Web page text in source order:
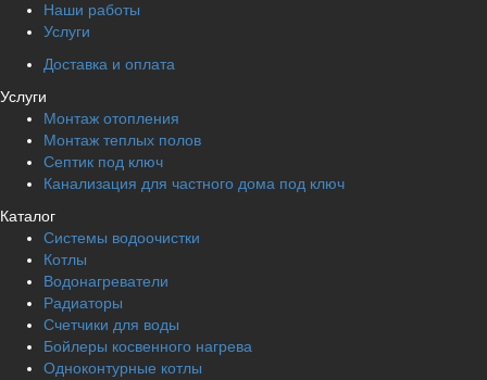
Наши работы
Услуги
Доставка и оплата
Услуги
Монтаж отопления
Монтаж теплых полов
Септик под ключ
Канализация для частного дома под ключ
Каталог
Системы водоочистки
Котлы
Водонагреватели
Радиаторы
Cчетчики для воды
Бойлеры косвенного нагрева
Одноконтурные котлы